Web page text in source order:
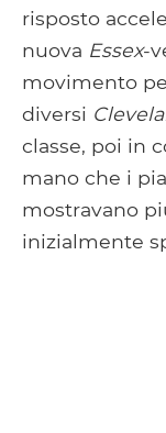
risposto
nuova Essex-
movimento
diversi
classe, poi in
mano che i
mostravano
inizialmente